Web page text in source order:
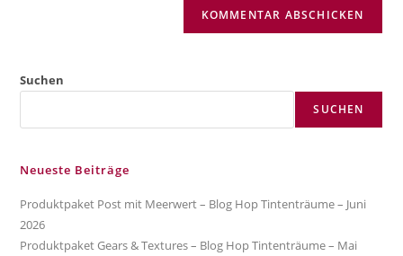
Suchen
SUCHEN
Neueste Beiträge
Produktpaket Post mit Meerwert – Blog Hop Tintenträume – Juni
2026
Produktpaket Gears & Textures – Blog Hop Tintenträume – Mai